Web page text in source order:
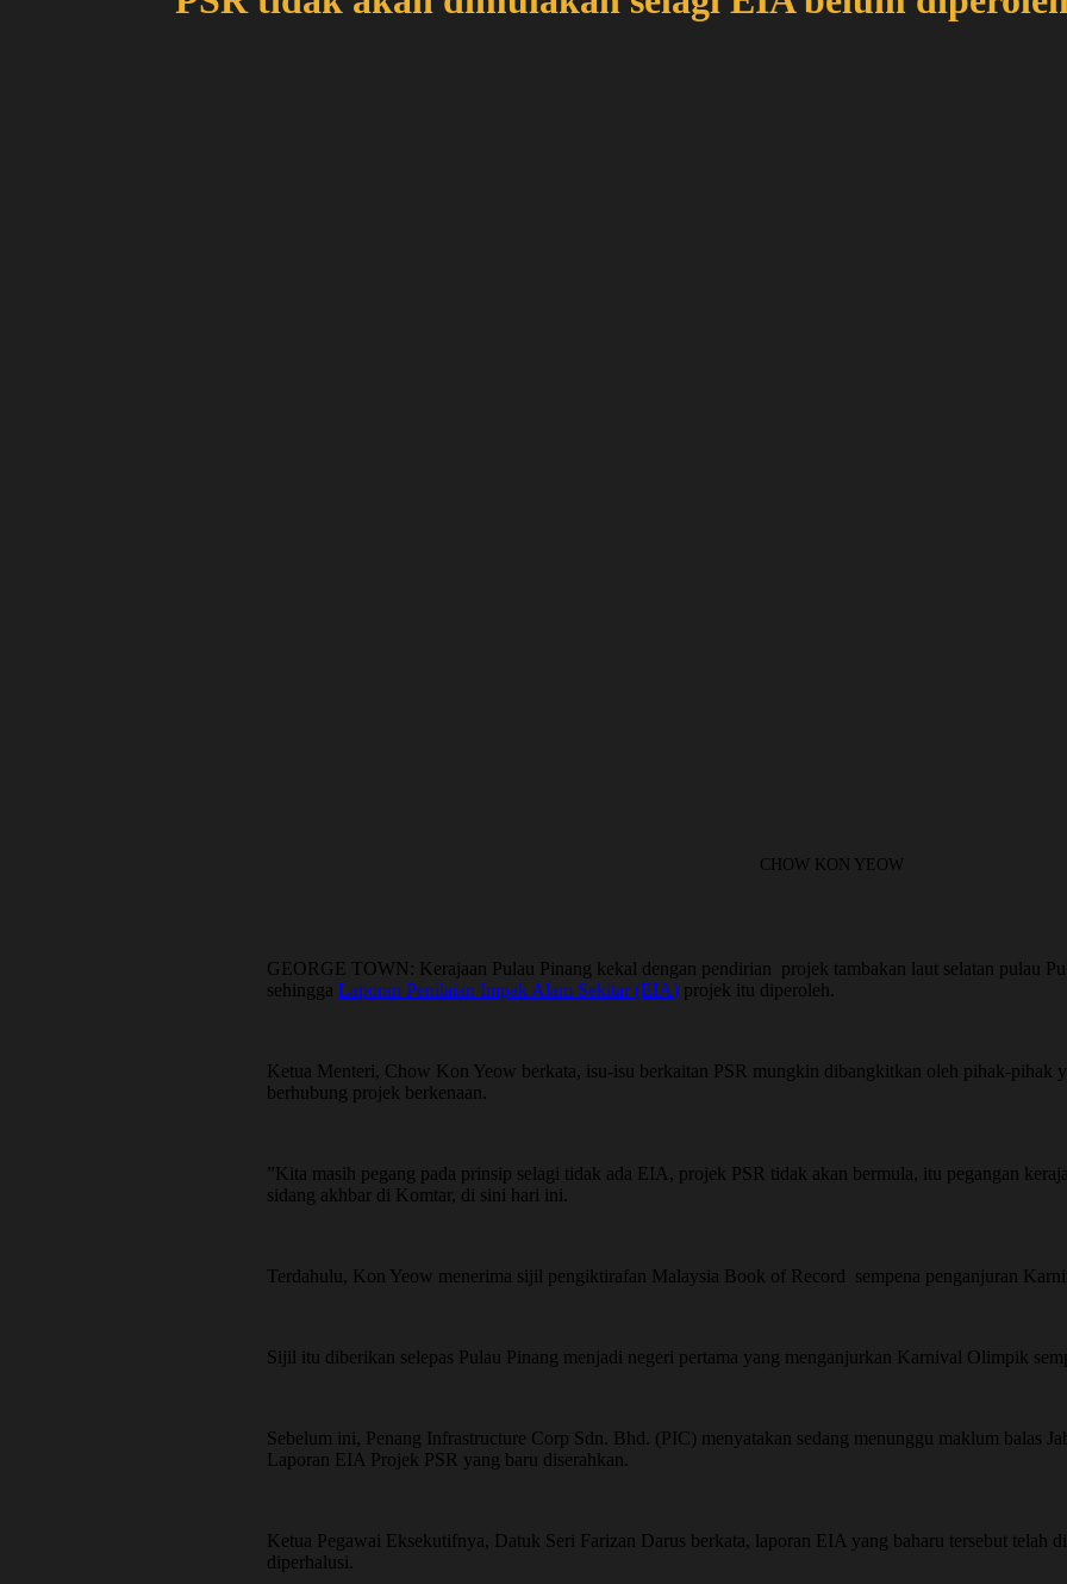
CHOW KON YEOW
GEORGE TOWN: Kerajaan Pulau Pinang kekal dengan pendirian projek tambakan laut selatan pulau
sehinggaLaporan Penilaian Impak Alam Sekitar (EIA) projek itu diperoleh.
Ketua Menteri, Chow Kon Yeow berkata, isu-isu berkaitan PSR mungkin dibangkitkan oleh pihak-pihak
berhubung projek berkenaan.
”Kita masih pegang pada prinsip selagi tidak ada EIA, projek PSR tidak akan bermula, itu pegangan
sidang akhbar di Komtar, di sini hari ini.
Terdahulu, Kon Yeow menerima sijil pengiktirafan Malaysia Book of Record sempena penganjuran
Sijil itu diberikan selepas Pulau Pinang menjadi negeri pertama yang menganjurkan Karnival Olimpik
Sebelum ini, Penang Infrastructure Corp Sdn. Bhd. (PIC) menyatakan sedang menunggu maklum balas
Laporan EIA Projek PSR yang baru diserahkan.
Ketua Pegawai Eksekutifnya, Datuk Seri Farizan Darus berkata, laporan EIA yang baharu tersebut telah
diperhalusi.